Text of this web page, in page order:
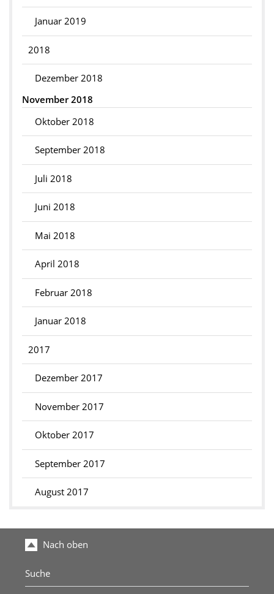
Januar 2019
2018
Dezember 2018
November 2018
Oktober 2018
September 2018
Juli 2018
Juni 2018
Mai 2018
April 2018
Februar 2018
Januar 2018
2017
Dezember 2017
November 2017
Oktober 2017
September 2017
August 2017
Nach oben
Suche